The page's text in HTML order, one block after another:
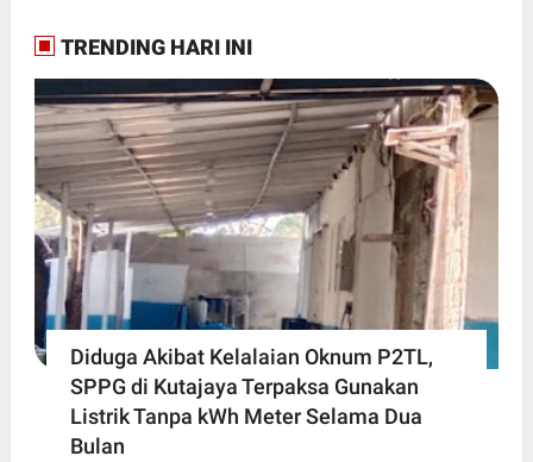
TRENDING HARI INI
Diduga Akibat Kelalaian Oknum P2TL,
SPPG di Kutajaya Terpaksa Gunakan
Listrik Tanpa kWh Meter Selama Dua
Bulan